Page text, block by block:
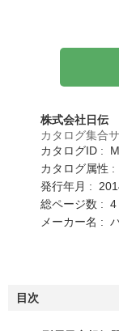
株式会社日伝
カタログ集合
カタログID :
カタログ属性
発行年月 :
総ページ数 : 4
メーカー名 :
目次